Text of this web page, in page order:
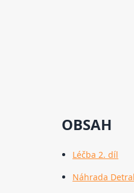
OBSAH
Léčba 2. díl
Náhrada